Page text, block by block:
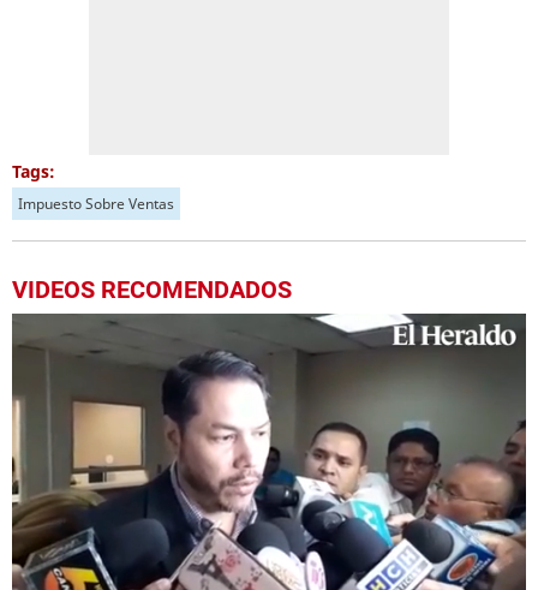
Tags:
Impuesto Sobre Ventas
VIDEOS RECOMENDADOS